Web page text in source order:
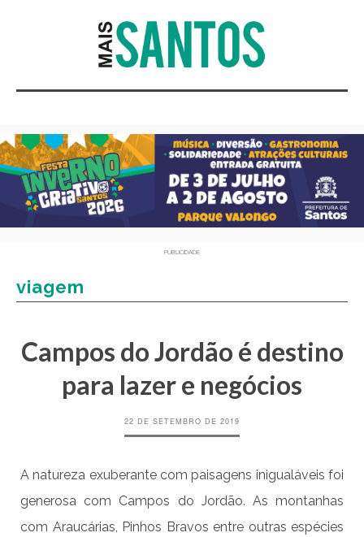
PUBLICIDADE
viagem
Campos do Jordão é destino
para lazer e negócios
22 DE SETEMBRO DE 2019
A natureza exuberante com paisagens inigualáveis foi
generosa com Campos do Jordão. As montanhas
com Araucárias, Pinhos Bravos entre outras espécies